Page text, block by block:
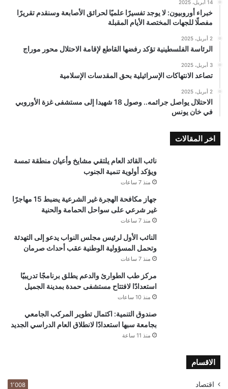
14 أبريل، 2025
خبراء أوروبيون: لا يوجد تفسيرًا علميًا لحرائق الأصابعة وسنقدم تقريرًا
مفصلًا للجهات المختصة الأيام المقبلة
2 أبريل، 2025
الرئاسة الفلسطينية تؤكد رفضها القاطع لإقامة الاحتلال محور موراج
3 أبريل، 2025
تصاعد الانتهاكات الإسرائيلية بحق المقدسات الإسلامية
2 أبريل، 2025
الاحتلال يواصل جرائمه.. وصول 18 شهيدا إلى مستشفى غزة الأوروبي
في خان يونس
اخر المقالات
نائب القائد العام يلتقي مشايخ وأعيان منطقة تمسة
ويؤكد أولوية تنمية الجنوب
منذ 7 ساعات
جهاز مكافحة الهجرة غير الشرعية يضبط 15 مهاجرًا
غير شرعي على سواحل الحمامة والحنية
منذ 7 ساعات
النائب الأول لرئيس مجلس النواب يدعو إلى التهدئة
وتحمل المسؤولية الوطنية عقب أحداث صرمان
منذ 7 ساعات
مركز طب الطوارئ والدعم يطلق برنامجًا تدريبيًا
استعدادًا لافتتاح مستشفى حمدة بمدينة الجميل
منذ 10 ساعات
صندوق التنمية: اكتمال تطوير المركب الجامعي
بجامعة سبها استعدادًا لانطلاق العام الدراسي الجديد
منذ 11 ساعة
الاقسام
اقتصاد 1٬008